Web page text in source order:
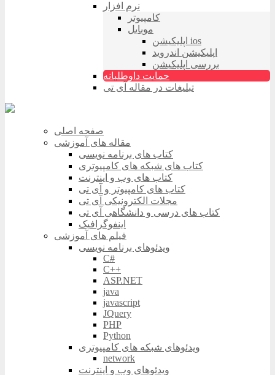
نرم افزار
کامپیوتر
موبایل
اپلیکیشن ios
اپلیکیشن اندروید
بررسی اپلیکیشن
حمایت داوطلبانه
تبلیغات در مقاله آی تی
صفحه اصلی
مقاله های آموزشی
کتاب های برنامه نویسی
کتاب های شبکه های کامپیوتری
کتاب های وب و اینترنت
کتاب های کامپیوتر و آی تی
مجلات الکترونیکی آی تی
کتاب های درسی و دانشگاهی آی تی
اینفوگرافیک
فیلم های آموزشی
ویدئوهای برنامه نویسی
C#
C++
ASP.NET
java
javascript
JQuery
PHP
Python
ویدئوهای شبکه های کامپیوتری
network
ویدئوهای وب و اینترنت